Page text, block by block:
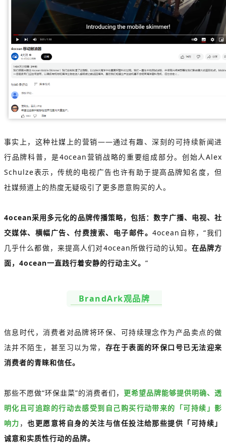
事实上，这种社媒上的营销——通过有趣、深刻的可持续新闻进
行品牌科普，是4ocean营销战略的重要组成部分。创始人Alex
Schulze表示，传统的电视广告也许有助于提高品牌知名度，但
社媒频道上的热度无疑吸引了更多愿意购买的人。
4ocean采用多元化的品牌传播策略，包括：数字广播、电视、社
交媒体、横幅广告、付费搜索、电子邮件。4ocean自称，“我们
几乎什么都做，来提高人们对4ocean所做行动的认知。 在品牌方
面，4ocean一直践行着安静的行动主义。 ”
BrandArk观品牌
信息时代，消费者对品牌将环保、可持续理念作为产品卖点的做
法并不陌生，甚至习以为常， 存在于表面的环保口号已无法迎来
消费者的青睐和信任。
那些不愿做“环保韭菜”的消费者们， 更希望品牌能够提供明确、透
明化且可追踪的行动去感受到自己购买行动带来的「可持续」影
响力 ，也更愿意将自身的关注与信任投注给那些提供「可持续」
诚意和实质性行动的品牌。